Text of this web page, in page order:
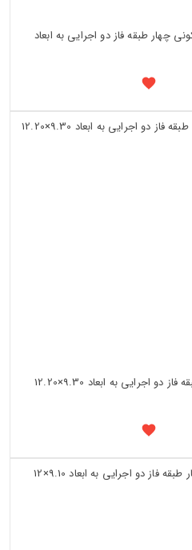
چهار طبقه فاز دو اجرایی به ابعاد
دانلود پلان (نقشه) مسکونی سه طبقه فاز دو اجرایی به ابعاد 9.30×12.20